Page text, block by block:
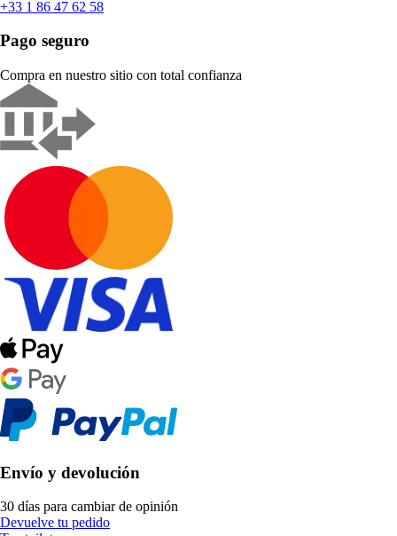
+33 1 86 47 62 58
Pago seguro
Compra en nuestro sitio con total confianza
Envío y devolución
30 días para cambiar de opinión
Devuelve tu pedido